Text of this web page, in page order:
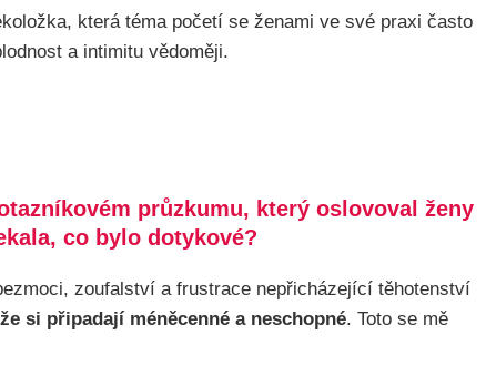
která téma početí se ženami ve své praxi často
a intimitu vědoměji.
průzkumu, který oslovoval ženy
co bylo dotykové?
zoufalství a frustrace nepřicházející těhotenství
si připadají méněcenné a neschopné. Toto se mě